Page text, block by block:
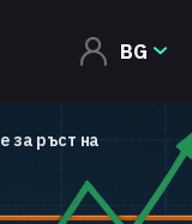
BG
за ръст на